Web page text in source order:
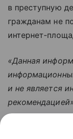
в преступную
гражданам не
интернет-
«Данная
и не является